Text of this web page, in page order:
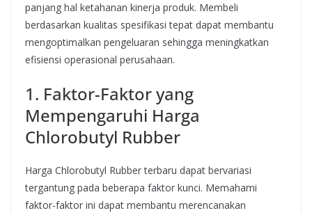
panjang hal ketahanan kinerja produk. Membeli
berdasarkan kualitas spesifikasi tepat dapat membantu
mengoptimalkan pengeluaran sehingga meningkatkan
efisiensi operasional perusahaan.
1. Faktor-Faktor yang
Mempengaruhi Harga
Chlorobutyl Rubber
Harga Chlorobutyl Rubber terbaru dapat bervariasi
tergantung pada beberapa faktor kunci. Memahami
faktor-faktor ini dapat membantu merencanakan